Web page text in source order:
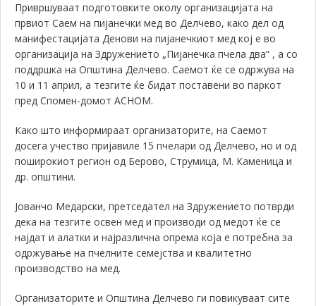
Привршуваат подготовките околу организацијата на
првиот Саем на пијанечки мед во Делчево, како дел од
манифестацијата Денови на пијанечкиот мед кој е во
организација на Здружението „Пијанечка пчела два“ , а со
поддршка на Општина Делчево. Саемот ќе се одржува на
10 и 11 април, а тезгите ќе бидат поставени во паркот
пред Спомен-домот АСНОМ.
Како што информираат организаторите, на Саемот
досега учество пријавиле 15 пчелари од Делчево, но и од
поширокиот регион од Берово, Струмица, М. Каменица и
др. општини.
Јованчо Медарски, претседател на Здружението потврди
дека на тезгите освен мед и производи од медот ќе се
најдат и алатки и најразлична опрема која е потребна за
одржување на пчелните семејства и квалитетно
производство на мед.
Организаторите и Општина Делчево ги повикуваат сите